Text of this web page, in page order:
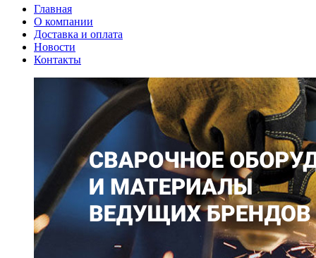
Главная
О компании
Доставка и оплата
Новости
Контакты